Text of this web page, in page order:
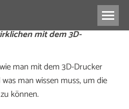
mit dem 3D-
man mit dem 3D-Drucker
man wissen muss, um die
können.